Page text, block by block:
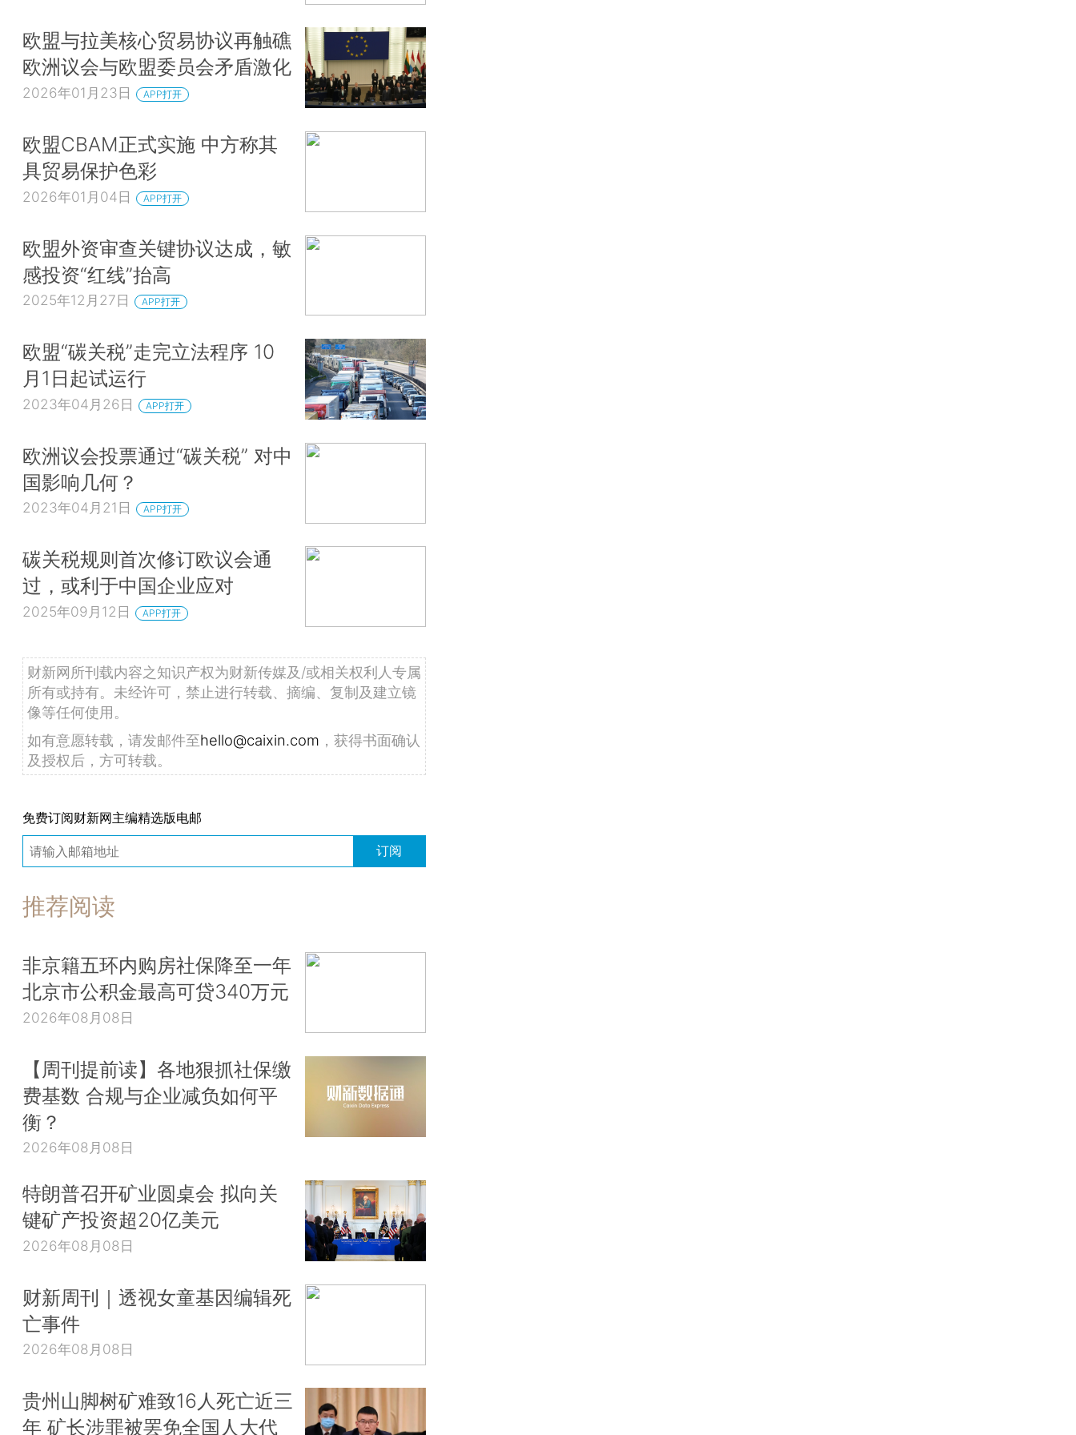
欧盟与拉美核心贸易协议再触礁
欧洲议会与欧盟委员会矛盾激化
2026年01月23日 APP打开
欧盟CBAM正式实施 中方称其
具贸易保护色彩
2026年01月04日 APP打开
欧盟外资审查关键协议达成，敏
感投资“红线”抬高
2025年12月27日 APP打开
欧盟“碳关税”走完立法程序 10
月1日起试运行
2023年04月26日 APP打开
欧洲议会投票通过“碳关税” 对中
国影响几何？
2023年04月21日 APP打开
碳关税规则首次修订欧议会通
过，或利于中国企业应对
2025年09月12日 APP打开
财新网所刊载内容之知识产权为财新传媒及/或相关权利人专属
所有或持有。未经许可，禁止进行转载、摘编、复制及建立镜
像等任何使用。
如有意愿转载，请发邮件至hello@caixin.com ，获得书面确认
及授权后，方可转载。
免费订阅财新网主编精选版电邮
订阅
推荐阅读
非京籍五环内购房社保降至一年
北京市公积金最高可贷340万元
2026年08月08日
【周刊提前读】各地狠抓社保缴
费基数 合规与企业减负如何平
衡？
2026年08月08日
特朗普召开矿业圆桌会 拟向关
键矿产投资超20亿美元
2026年08月08日
财新周刊｜透视女童基因编辑死
亡事件
2026年08月08日
贵州山脚树矿难致16人死亡近三
年 矿长涉罪被罢免全国人大代